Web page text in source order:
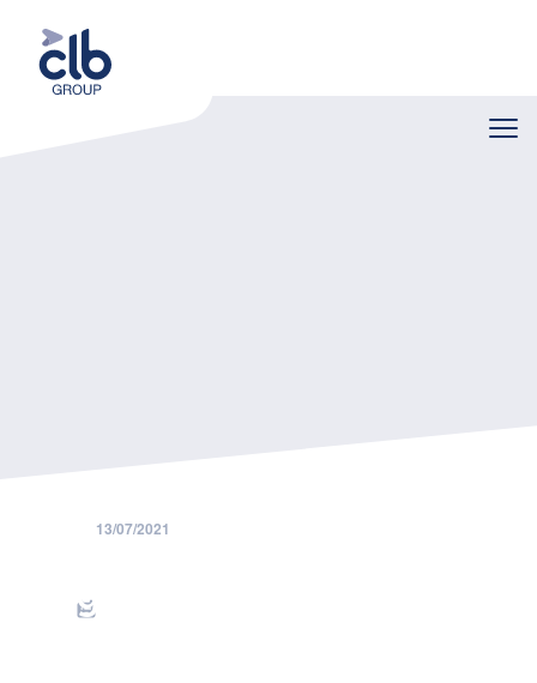
13/07/2021
gaat op vakantie:
controle mogelijk en